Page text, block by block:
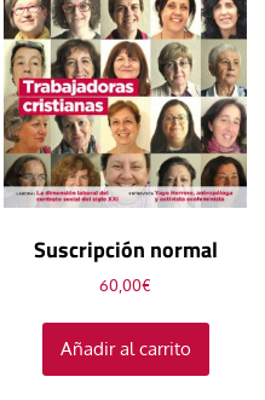
Suscripción normal
60,00€
Añadir al carrito